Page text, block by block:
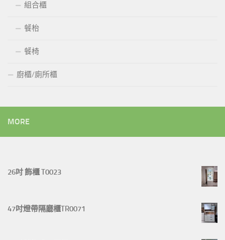
組合櫃
餐枱
餐椅
廚櫃/廁所櫃
MORE
26吋 飾櫃 T0023
47吋燈帶隔廳櫃TR0071